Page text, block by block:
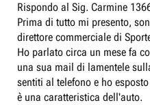
Rispondo al Sig. Carmine
Prima di tutto mi presento,
direttore commerciale di
Ho parlato circa un mese fa
una sua mail di lamentele
sentiti al telefono e ho
è una caratteristica dell'auto.